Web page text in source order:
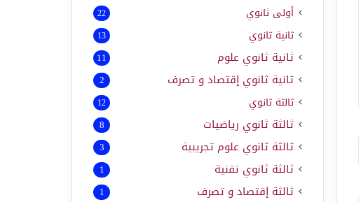
أولى ثانوي 22
ثانية ثانوي 13
ثانية ثانوي علوم 11
ثانية ثانوي إقتصاد و تصرف 2
ثالثة ثانوي 12
ثالثة ثانوي رياضيات 8
ثالثة ثانوي علوم تجريبية 3
ثالثة ثانوي تقنية 1
ثالثة إقتصاد و تصرف 1